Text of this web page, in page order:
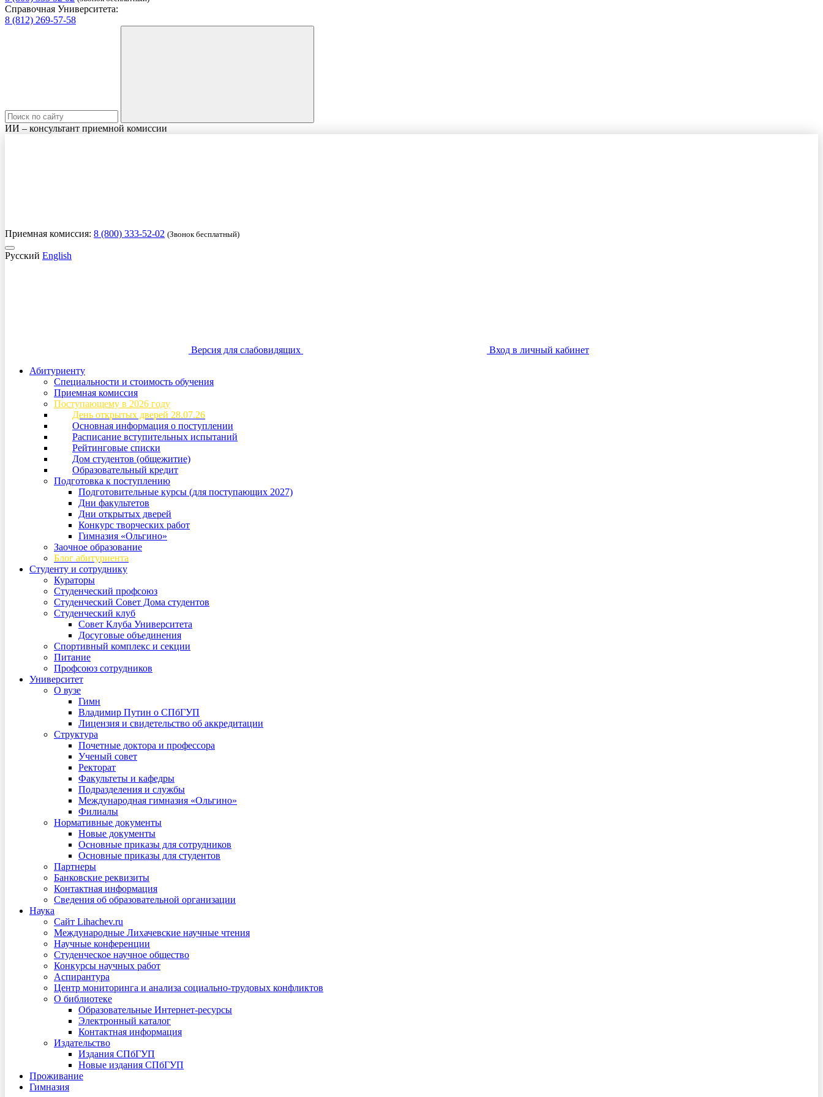
Справочная Университета:
8 (812) 269-57-58
ИИ – консультант приемной комиссии
Приемная комиссия: 8 (800) 333-52-02 (Звонок бесплатный)
Русский English
Версия для слабовидящих
Вход в личный кабинет
Абитуриенту
Специальности и стоимость обучения
Приемная комиссия
Поступающему в 2026 году
День открытых дверей 28.07.26
Основная информация о поступлении
Расписание вступительных испытаний
Рейтинговые списки
Дом студентов (общежитие)
Образовательный кредит
Подготовка к поступлению
Подготовительные курсы (для поступающих 2027)
Дни факультетов
Дни открытых дверей
Конкурс творческих работ
Гимназия «Ольгино»
Заочное образование
Блог абитуриента
Студенту и сотруднику
Кураторы
Студенческий профсоюз
Студенческий Совет Дома студентов
Студенческий клуб
Совет Клуба Университета
Досуговые объединения
Спортивный комплекс и секции
Питание
Профсоюз сотрудников
Университет
О вузе
Гимн
Владимир Путин о СПбГУП
Лицензия и свидетельство об аккредитации
Структура
Почетные доктора и профессора
Ученый совет
Ректорат
Факультеты и кафедры
Подразделения и службы
Международная гимназия «Ольгино»
Филиалы
Нормативные документы
Новые документы
Основные приказы для сотрудников
Основные приказы для студентов
Партнеры
Банковские реквизиты
Контактная информация
Сведения об образовательной организации
Наука
Сайт Lihachev.ru
Международные Лихачевские научные чтения
Научные конференции
Студенческое научное общество
Конкурсы научных работ
Аспирантура
Центр мониторинга и анализа социально-трудовых конфликтов
О библиотеке
Образовательные Интернет-ресурсы
Электронный каталог
Контактная информация
Издательство
Издания СПбГУП
Новые издания СПбГУП
Проживание
Гимназия